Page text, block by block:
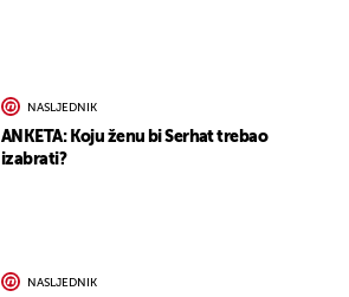
NASLJEDNIK
ANKETA: Koju ženu bi Serhat trebao
izabrati?
NASLJEDNIK